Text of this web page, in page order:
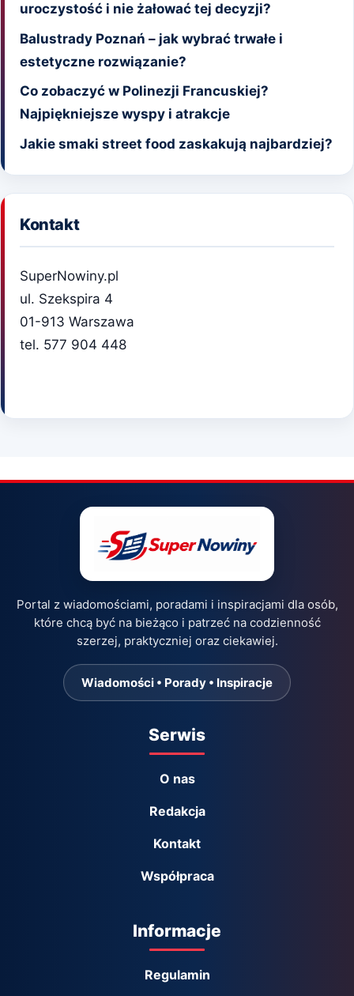
uroczystość i nie żałować tej decyzji?
Balustrady Poznań – jak wybrać trwałe i
estetyczne rozwiązanie?
Co zobaczyć w Polinezji Francuskiej?
Najpiękniejsze wyspy i atrakcje
Jakie smaki street food zaskakują najbardziej?
Kontakt
SuperNowiny.pl
ul. Szekspira 4
01-913 Warszawa
tel. 577 904 448
Portal z wiadomościami, poradami i inspiracjami dla osób,
które chcą być na bieżąco i patrzeć na codzienność
szerzej, praktyczniej oraz ciekawiej.
Wiadomości • Porady • Inspiracje
Serwis
O nas
Redakcja
Kontakt
Współpraca
Informacje
Regulamin